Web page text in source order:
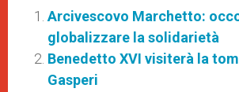
Arcivescovo Marchetto:
globalizzare la solidarietà
Benedetto XVI visiterà la
Gasperi